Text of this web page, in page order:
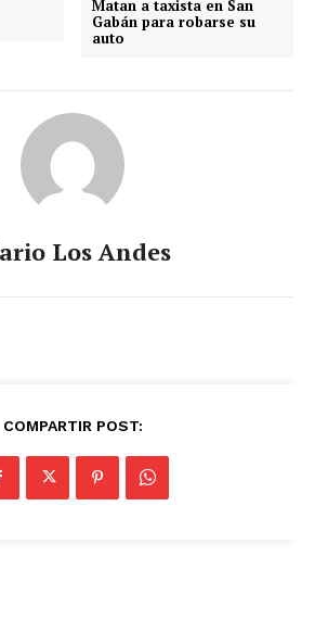
Matan a taxista en San
Gabán para robarse su
auto
Los Andes
COMPARTIR POST: